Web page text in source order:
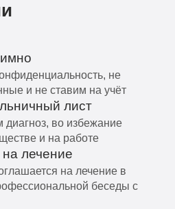
не
и не ставим на учёт
лист
во избежание
и на работе
лечение
на лечение в
беседы с